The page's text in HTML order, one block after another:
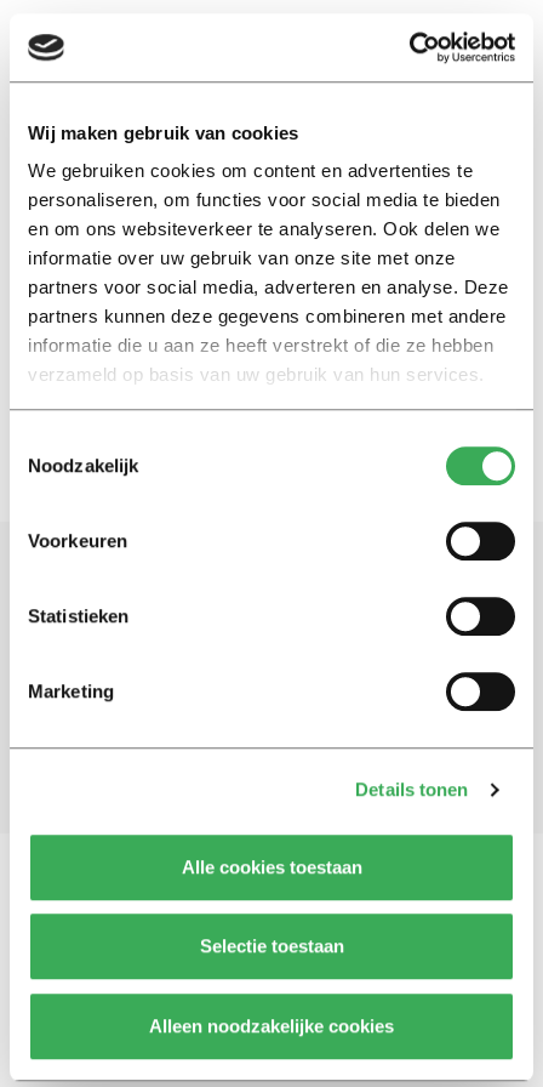
Wij maken gebruik van cookies
We gebruiken cookies om content en advertenties te
personaliseren, om functies voor social media te bieden
en om ons websiteverkeer te analyseren. Ook delen we
informatie over uw gebruik van onze site met onze
partners voor social media, adverteren en analyse. Deze
partners kunnen deze gegevens combineren met andere
informatie die u aan ze heeft verstrekt of die ze hebben
verzameld op basis van uw gebruik van hun services.
Noodzakelijk
Voorkeuren
Statistieken
Marketing
Details tonen
Alle cookies toestaan
Selectie toestaan
Alleen noodzakelijke cookies
EN
hajar
International
Student Hajar Yagkoubi (19)
speaks at UN summit in New
York
02 oktober 2019
Blijf op de hoogte. Meld je aan voor de nieuwsbrief van
Aanmelden
Vragen, opmerkingen of tips?
© 2026 -Over ons Disclaimer Adverteren Werken bij Contact